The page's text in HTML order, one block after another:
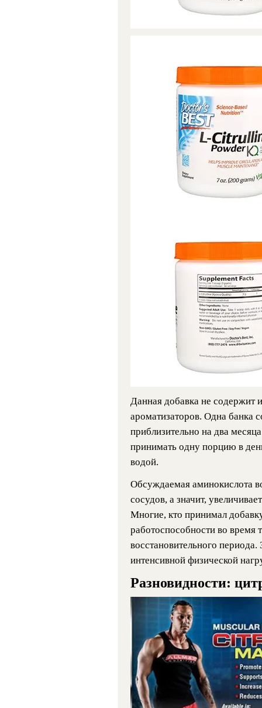
Данная добавка не содержит
ароматизаторов. Одна банка
приблизительно на два
принимать одну порцию в
водой.
Обсуждаемая аминокислота
сосудов, а значит,
Многие, кто принимал
работоспособности во время
восстановительного
интенсивной физической
Разновидности: